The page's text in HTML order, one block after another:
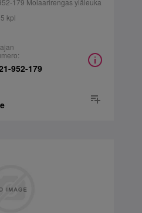
179 Molaarirengas yläleuka
kpl
952-179